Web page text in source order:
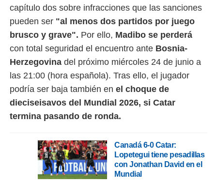
capítulo dos sobre infracciones que las sanciones
pueden ser "al menos dos partidos por juego
brusco y grave". Por ello, Madibo se perderá
con total seguridad el encuentro ante Bosnia-
Herzegovina del próximo miércoles 24 de junio a
las 21:00 (hora española). Tras ello, el jugador
podría ser baja también en el choque de
dieciseisavos del Mundial 2026, si Catar
termina pasando de ronda.
Canadá 6-0 Catar:
Lopetegui tiene pesadillas
con Jonathan David en el
Mundial